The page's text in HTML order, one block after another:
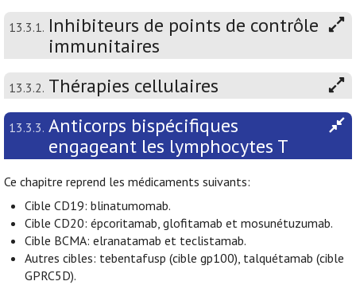
13.3.1. Inhibiteurs de points de contrôle
immunitaires
13.3.2. Thérapies cellulaires
13.3.3. Anticorps bispécifiques
engageant les lymphocytes T
Ce chapitre reprend les médicaments suivants:
Cible CD19: blinatumomab.
Cible CD20: épcoritamab, glofitamab et mosunétuzumab.
Cible BCMA: elranatamab et teclistamab.
Autres cibles: tebentafusp (cible gp100), talquétamab (cible
GPRC5D).